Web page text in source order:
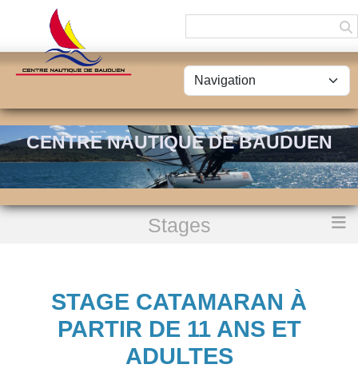
CENTRE NAUTIQUE DE BAUDUEN
Stages
Stage Catamaran à partir de 11 ans et adultes
STAGE CATAMARAN À
PARTIR DE 11 ANS ET
ADULTES
Panneau de gestion des cookies